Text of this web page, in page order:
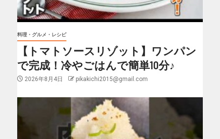
料理・グルメ・レシピ
【トマトソースリゾット】ワンパン
で完成！冷やごはんで簡単10分♪
2026年8月4日 pikakichi2015@gmail.com